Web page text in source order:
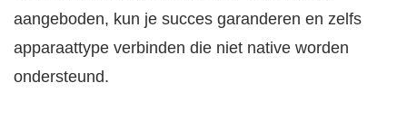
aangeboden, kun je succes garanderen en zelfs
apparaattype verbinden die niet native worden
ondersteund.